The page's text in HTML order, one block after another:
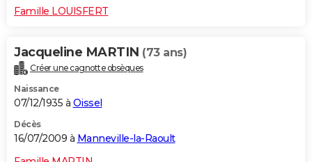
Famille LOUISFERT
Jacqueline MARTIN (73 ans)
Créer une cagnotte obsèques
Naissance
07/12/1935 à Oissel
Décès
16/07/2009 à Manneville-la-Raoult